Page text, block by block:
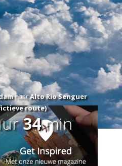
naarAlto Rio Senguer
route)
34min